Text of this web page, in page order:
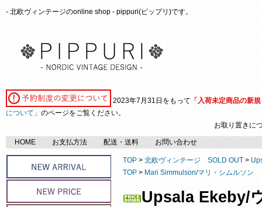
- 北欧ヴィンテージのonline shop - pippuri(ピップリ)です。
2023年7月31日をもって 「入荷未定商品の新
について」 のページをご覧ください。
お取り置きに
HOME お支払方法 配送・送料 お問い合わせ
TOP > 北欧ヴィンテージ SOLD OUT >
TOP > Mari Simmulson/マリ・シムルソン
Upsala Ekeby/